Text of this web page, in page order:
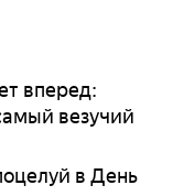
вперед:
везучий
в День